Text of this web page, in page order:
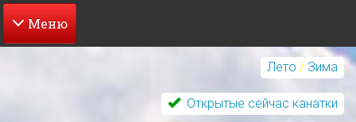
Перейти
Лето / Зима
Открытые сейчас канатки